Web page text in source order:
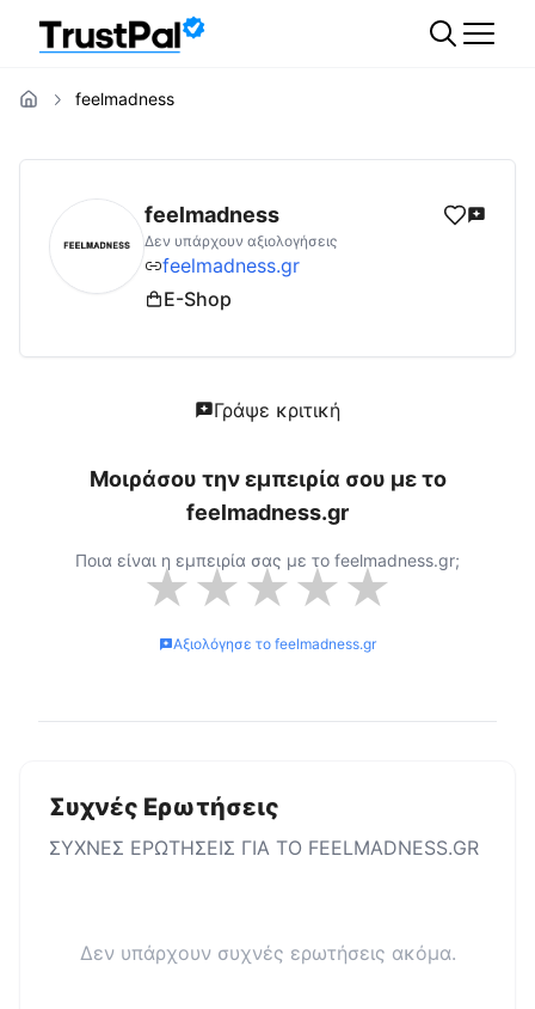
feelmadness
feelmadness.gr Αξιολογήσεις | Δες
feelmadness
Δεν υπάρχουν αξιολογήσεις
feelmadness.gr
E-Shop
Γράψε κριτική
Μοιράσου την εμπειρία σου με το
feelmadness.gr
Ποια είναι η εμπειρία σας με το feelmadness.gr;
★★★★★
Αξιολόγησε το feelmadness.gr
Συχνές Ερωτήσεις
ΣΥΧΝΕΣ ΕΡΩΤΗΣΕΙΣ ΓΙΑ ΤΟ FEELMADNESS.GR
Δεν υπάρχουν συχνές ερωτήσεις ακόμα.